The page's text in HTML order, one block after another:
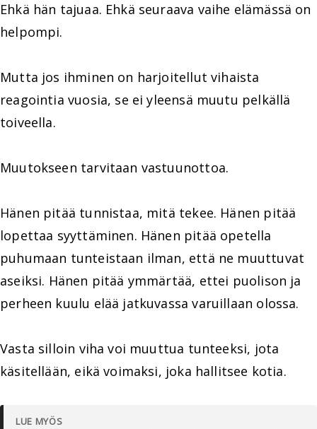
Ehkä hän tajuaa. Ehkä seuraava vaihe elämässä on
helpompi.
Mutta jos ihminen on harjoitellut vihaista
reagointia vuosia, se ei yleensä muutu pelkällä
toiveella.
Muutokseen tarvitaan vastuunottoa.
Hänen pitää tunnistaa, mitä tekee. Hänen pitää
lopettaa syyttäminen. Hänen pitää opetella
puhumaan tunteistaan ilman, että ne muuttuvat
aseiksi. Hänen pitää ymmärtää, ettei puolison ja
perheen kuulu elää jatkuvassa varuillaan olossa.
Vasta silloin viha voi muuttua tunteeksi, jota
käsitellään, eikä voimaksi, joka hallitsee kotia.
LUE MYÖS